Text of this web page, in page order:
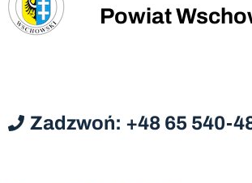
Powiat
Zadzwoń: +48 65 540-